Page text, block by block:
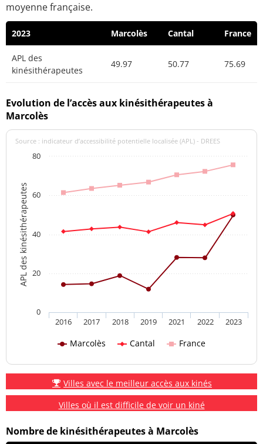
moyenne française.
2023 Marcolès Cantal France
APL des
kinésithérapeutes
49.97 50.77 75.69
Evolution de l’accès aux kinésithérapeutes à
Marcolès
APL des kinésithérapeutes
Source : indicateur d’accessibilité potentielle localisée (APL) - DREES
Marcolès Cantal France
2016 2017 2018 2019 2021 2022 2023
0
20
40
60
80
Villes avec le meilleur accès aux kinés
Villes où il est difficile de voir un kiné
Nombre de kinésithérapeutes à Marcolès